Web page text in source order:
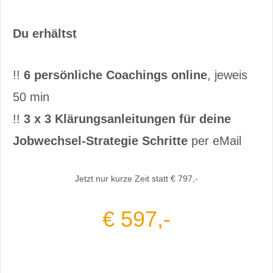
Du erhältst
!! 6 persönliche Coachings online, jeweis
50 min
!! 3 x 3 Klärungsanleitungen für deine
Jobwechsel-Strategie Schritte per eMail
Jetzt nur kurze Zeit statt € 797,-
€ 597,-